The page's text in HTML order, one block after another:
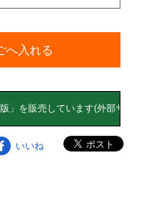
へ入れる
いいね